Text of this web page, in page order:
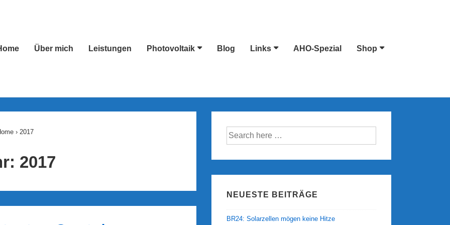
Über mich Leistungen Photovoltaik Blog Links AHO-Spezial Shop
› 2017
2017
Suche
nach:
NEUESTE BEITRÄGE
BR24: Solarzellen mögen keine Hitze